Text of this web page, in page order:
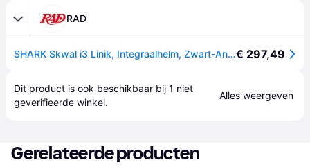
RAD
SHARK Skwal i3 Linik, Integraalhelm, Zwart-Antraciet-Rood KAR€ 297,49
Dit product is ook beschikbaar bij 1 niet
geverifieerde winkel.
Alles weergeven
Gerelateerde producten